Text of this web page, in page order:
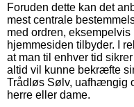
Foruden dette kan det
mest centrale
med ordren,
hjemmesiden tilbyder. I
at man til enhver tid
altid vil kunne bekræfte
Trådløs Sølv, uafhængig
herre eller dame.